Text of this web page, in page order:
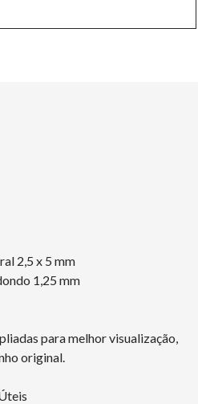
2,5 x 5 mm
1,25 mm
para melhor visualização,
original.